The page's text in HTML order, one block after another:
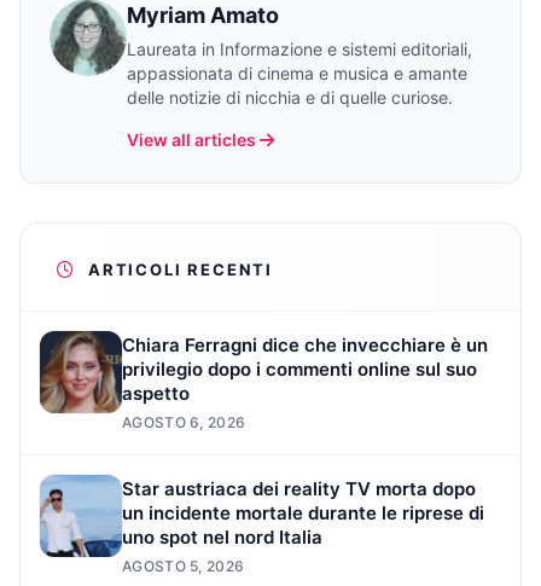
Myriam Amato
Laureata in Informazione e sistemi editoriali,
appassionata di cinema e musica e amante
delle notizie di nicchia e di quelle curiose.
View all articles
ARTICOLI RECENTI
Chiara Ferragni dice che invecchiare è un
privilegio dopo i commenti online sul suo
aspetto
AGOSTO 6, 2026
Star austriaca dei reality TV morta dopo
un incidente mortale durante le riprese di
uno spot nel nord Italia
AGOSTO 5, 2026